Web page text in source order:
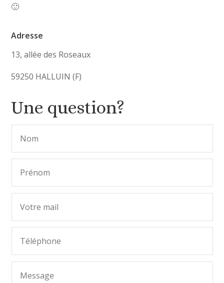
🙂
Adresse
13, allée des Roseaux
59250 HALLUIN (F)
Une question?